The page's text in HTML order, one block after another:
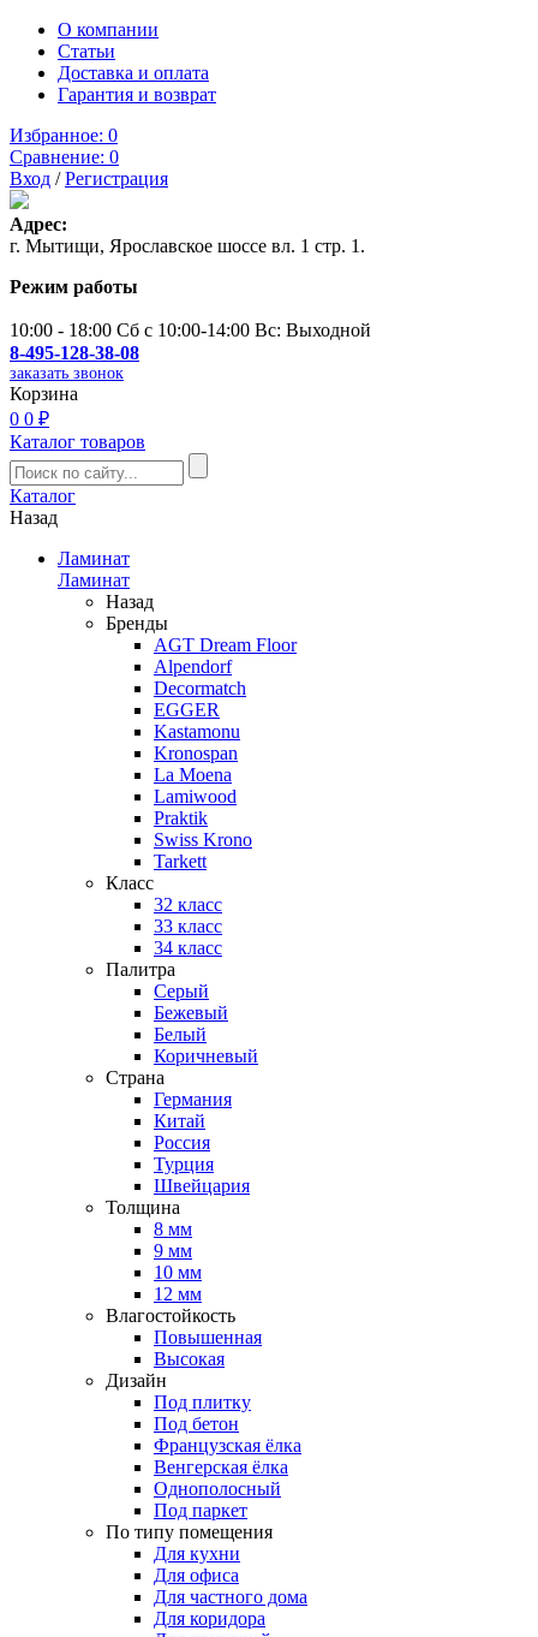
О компании
Статьи
Доставка и оплата
Гарантия и возврат
Избранное: 0
Сравнение: 0
Вход /Регистрация
Адрес:
г. Мытищи, Ярославское шоссе вл. 1 стр. 1.
Режим работы
10:00 - 18:00 Сб с 10:00-14:00 Вс: Выходной
8-495-128-38-08
заказать звонок
Корзина
0 0 ₽
Каталог товаров
Каталог
Назад
Ламинат
Ламинат
Назад
Бренды
AGT Dream Floor
Alpendorf
Decormatch
EGGER
Kastamonu
Kronospan
La Moena
Lamiwood
Praktik
Swiss Krono
Tarkett
Класс
32 класс
33 класс
34 класс
Палитра
Серый
Бежевый
Белый
Коричневый
Страна
Германия
Китай
Россия
Турция
Швейцария
Толщина
8 мм
9 мм
10 мм
12 мм
Влагостойкость
Повышенная
Высокая
Дизайн
Под плитку
Под бетон
Французская ёлка
Венгерская ёлка
Однополосный
Под паркет
По типу помещения
Для кухни
Для офиса
Для частного дома
Для коридора